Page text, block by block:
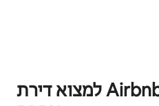
למצוא דירת Airbnb‑friendly בעיר